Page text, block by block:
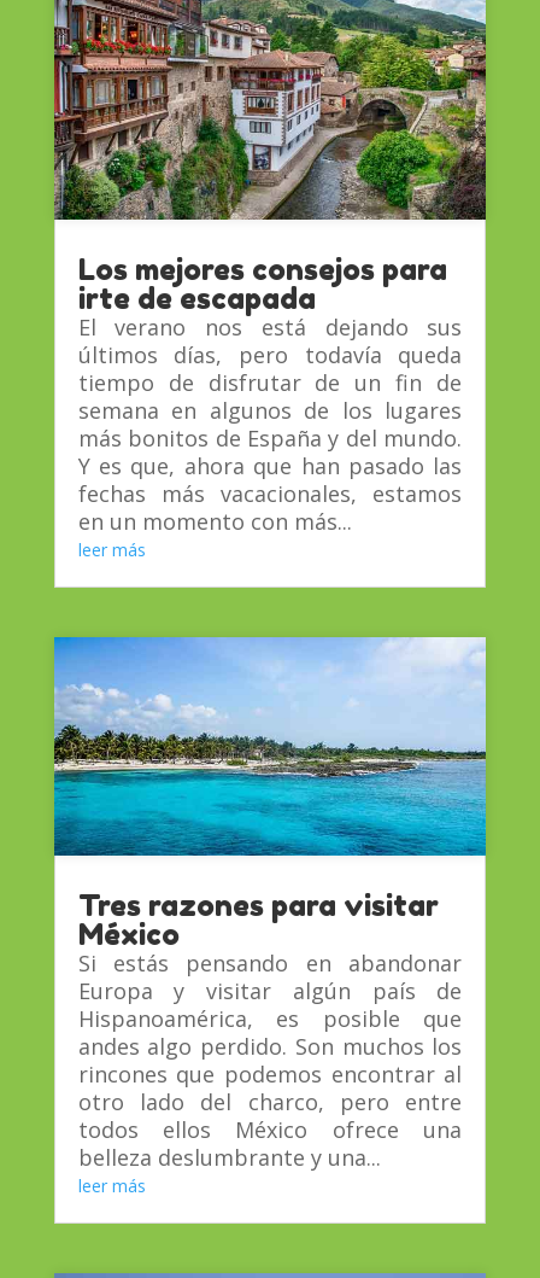
Los mejores consejos para
irte de escapada
El verano nos está dejando sus
últimos días, pero todavía queda
tiempo de disfrutar de un fin de
semana en algunos de los lugares
más bonitos de España y del mundo.
Y es que, ahora que han pasado las
fechas más vacacionales, estamos
en un momento con más...
leer más
Tres razones para visitar
México
Si estás pensando en abandonar
Europa y visitar algún país de
Hispanoamérica, es posible que
andes algo perdido. Son muchos los
rincones que podemos encontrar al
otro lado del charco, pero entre
todos ellos México ofrece una
belleza deslumbrante y una...
leer más